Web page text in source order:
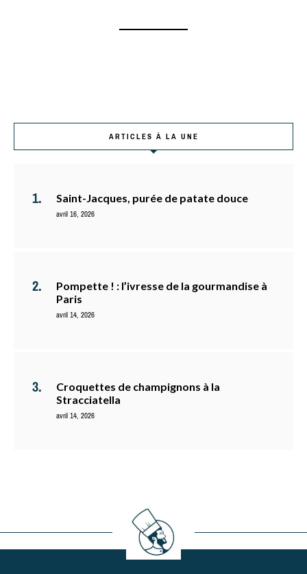
ARTICLES À LA UNE
Saint-Jacques, purée de patate douce
avril 16, 2026
Pompette ! : l’ivresse de la gourmandise à
Paris
avril 14, 2026
Croquettes de champignons à la
Stracciatella
avril 14, 2026